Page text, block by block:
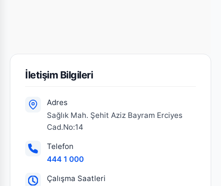
İletişim Bilgileri
Adres
Sağlık Mah. Şehit Aziz Bayram Erciyes
Cad.No:14
Telefon
444 1 000
Çalışma Saatleri